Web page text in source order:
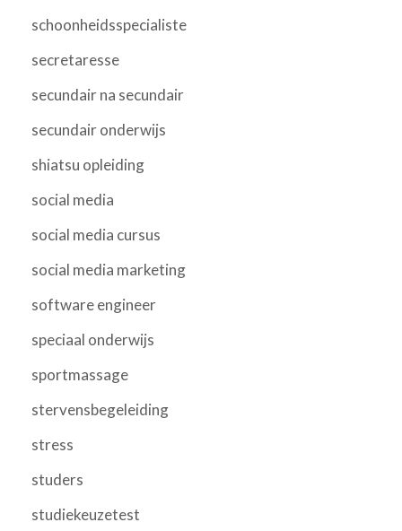
schoonheidsspecialiste
secretaresse
secundair na secundair
secundair onderwijs
shiatsu opleiding
social media
social media cursus
social media marketing
software engineer
speciaal onderwijs
sportmassage
stervensbegeleiding
stress
studers
studiekeuzetest